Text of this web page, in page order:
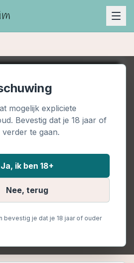
mogelijk expliciete
Bevestig dat je 18 jaar of
te gaan.
Ja, ik ben 18+
Nee, terug
bevestig je dat je 18 jaar of ouder